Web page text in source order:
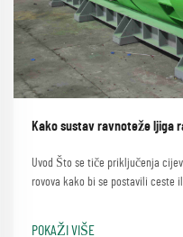
Kako sustav ravnoteže ljiga
Uvod Što se tiče priključenja
rovova kako bi se postavili ceste
cijevi...
POKAŽI VIŠE